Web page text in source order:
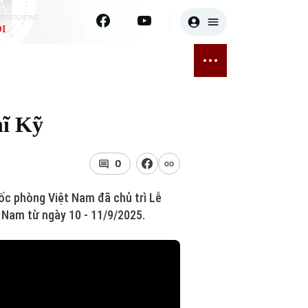
Quần vợt
Điện ảnh
Thời trang
Âm nhạc
Kỹ
0
phòng Việt Nam đã chủ trì Lễ
từ ngày 10 - 11/9/2025.